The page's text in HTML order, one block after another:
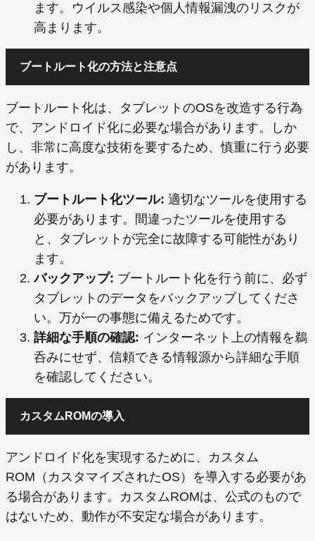
ます。ウイルス感染や個人情報漏洩のリスクが
高まります。
ブートルート化の方法と注意点
ブートルート化は、タブレットのOSを改造する行為
で、アンドロイド化に必要な場合があります。しか
し、非常に高度な技術を要するため、慎重に行う必要
があります。
ブートルート化ツール: 適切なツールを使用する
必要があります。間違ったツールを使用する
と、タブレットが完全に故障する可能性があり
ます。
バックアップ: ブートルート化を行う前に、必ず
タブレットのデータをバックアップしてくださ
い。万が一の事態に備えるためです。
詳細な手順の確認: インターネット上の情報を鵜
呑みにせず、信頼できる情報源から詳細な手順
を確認してください。
カスタムROMの導入
アンドロイド化を実現するために、カスタム
ROM（カスタマイズされたOS）を導入する必要があ
る場合があります。カスタムROMは、公式のもので
はないため、動作が不安定な場合があります。